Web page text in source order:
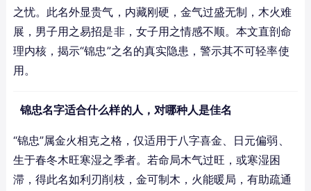
之忧。此名外显贵气，内藏刚硬，金气过盛无制，木火难
展，男子用之易招是非，女子用之情感不顺。本文直剖命
理内核，揭示“锦忠”之名的真实隐患，警示其不可轻率使
用。
锦忠名字适合什么样的人，对哪种人是佳名
“锦忠”属金火相克之格，仅适用于八字喜金、日元偏弱、
生于春冬木旺寒湿之季者。若命局木气过旺，或寒湿困
滞，得此名如利刃削枝，金可制木，火能暖局，有助疏通